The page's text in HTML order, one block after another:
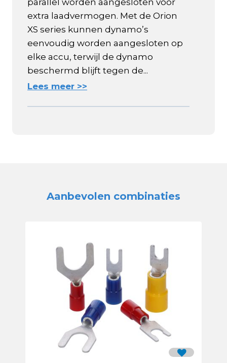
parallel worden aangesloten voor
extra laadvermogen. Met de Orion
XS series kunnen dynamo’s
eenvoudig worden aangesloten op
elke accu, terwijl de dynamo
beschermd blijft tegen de...
Lees meer >>
Aanbevolen combinaties